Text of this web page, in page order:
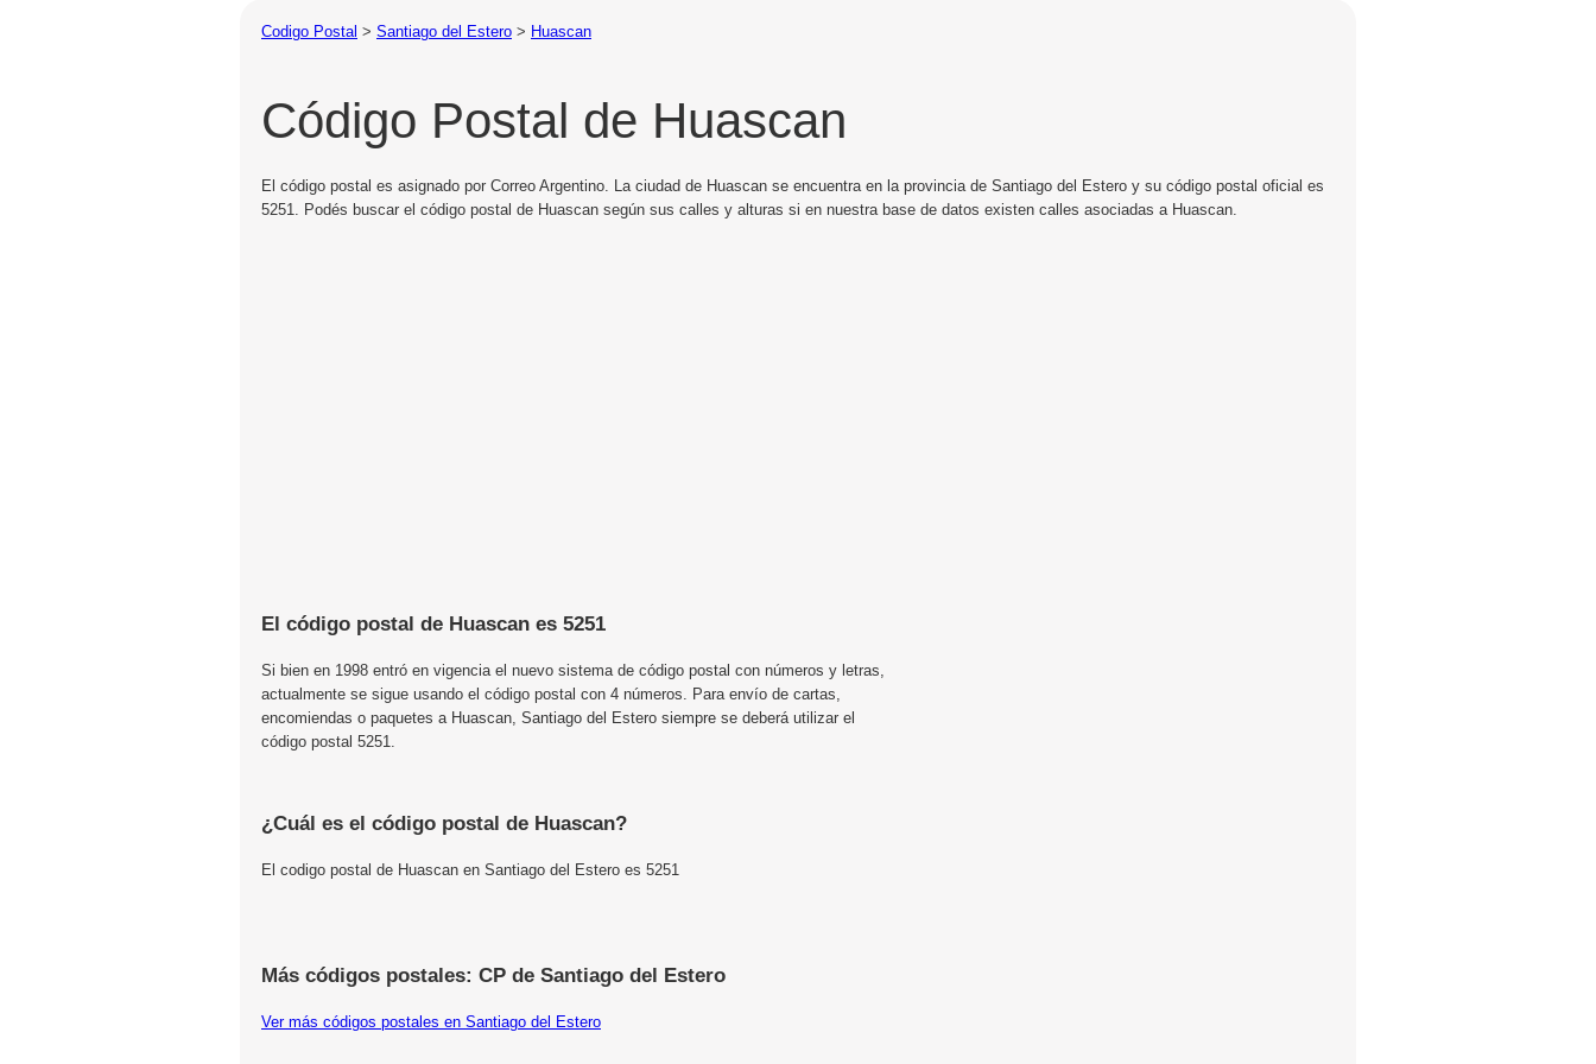
Codigo Postal > Santiago del Estero > Huascan
Código Postal de Huascan
El código postal es asignado por Correo Argentino. La ciudad de Huascan se encuentra en la provincia de Santiago del Estero y su código postal oficial es
5251. Podés buscar el código postal de Huascan según sus calles y alturas si en nuestra base de datos existen calles asociadas a Huascan.
El código postal de Huascan es 5251
Si bien en 1998 entró en vigencia el nuevo sistema de código postal con números y letras,
actualmente se sigue usando el código postal con 4 números. Para envío de cartas,
encomiendas o paquetes a Huascan, Santiago del Estero siempre se deberá utilizar el
código postal 5251.
¿Cuál es el código postal de Huascan?
El codigo postal de Huascan en Santiago del Estero es 5251
Más códigos postales: CP de Santiago del Estero
Ver más códigos postales en Santiago del Estero